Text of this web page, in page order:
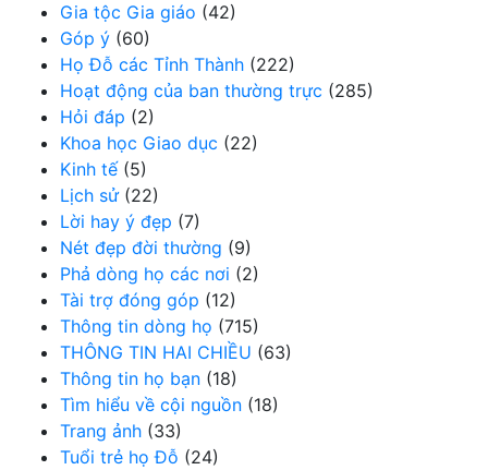
Gia tộc Gia giáo (42)
Góp ý (60)
Họ Đỗ các Tỉnh Thành (222)
Hoạt động của ban thường trực (285)
Hỏi đáp (2)
Khoa học Giao dục (22)
Kinh tế(5)
Lịch sử(22)
Lời hay ý đẹp (7)
Nét đẹp đời thường (9)
Phả dòng họ các nơi (2)
Tài trợ đóng góp (12)
Thông tin dòng họ (715)
THÔNG TIN HAI CHIỀU (63)
Thông tin họ bạn (18)
Tìm hiểu về cội nguồn (18)
Trang ảnh (33)
Tuổi trẻ họ Đỗ (24)